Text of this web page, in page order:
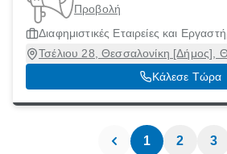
Προβολή
Διαφημιστικές Εταιρείες και
Τσέλιου 28, Θεσσαλονίκη [Δήμος],
Κάλεσε Τώρα
1 2 3